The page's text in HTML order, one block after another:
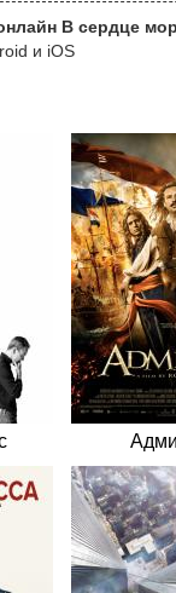
В сердце
и iOS